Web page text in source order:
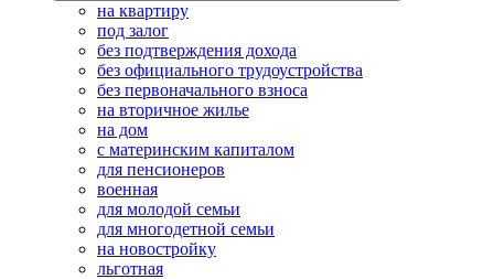
на квартиру
под залог
без подтверждения дохода
без официального трудоустройства
без первоначального взноса
на вторичное жилье
на дом
с материнским капиталом
для пенсионеров
военная
для молодой семьи
для многодетной семьи
на новостройку
льготная